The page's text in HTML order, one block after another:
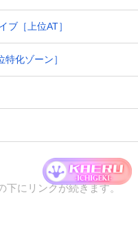
ブ［上位AT］
化ゾーン］
下にリンクが続きます。